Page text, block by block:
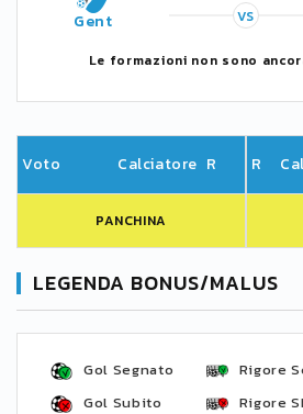
Gent VS
Le formazioni non sono
Voto Calciatore R
PANCHINA
R
LEGENDA BONUS/MALUS
Gol Segnato
Gol Subito
Rigore
Rigore